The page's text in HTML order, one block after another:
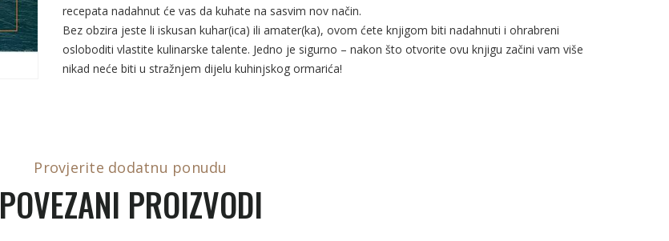
recepata nadahnut će vas da kuhate na sasvim nov način.
Bez obzira jeste li iskusan kuhar(ica) ili amater(ka), ovom ćete knjigom biti nadahnuti i ohrabreni
osloboditi vlastite kulinarske talente. Jedno je sigurno – nakon što otvorite ovu knjigu začini vam više
nikad neće biti u stražnjem dijelu kuhinjskog ormarića!
Provjerite dodatnu ponudu
POVEZANI PROIZVODI